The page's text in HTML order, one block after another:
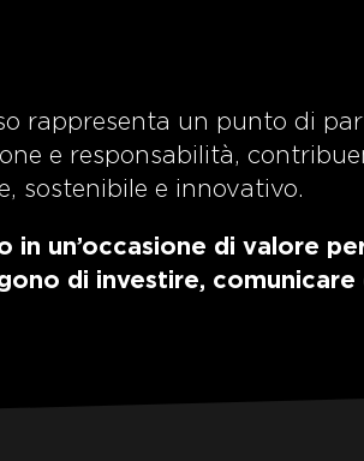
rappresenta un punto di
e responsabilità,
sostenibile e innovativo.
un’occasione di valore
di investire, comunicare